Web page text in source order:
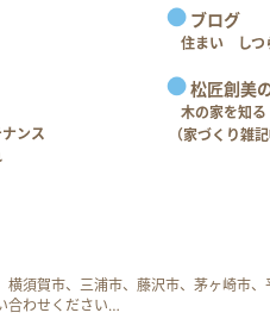
ンス
ブログ
住まい しつ
松匠創美
木の家を知
（家づくり雑記
須賀市、三浦市、藤沢市、茅ヶ崎市、
合わせください…